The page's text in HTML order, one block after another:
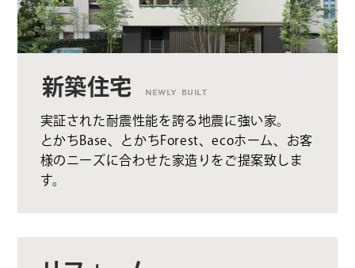
新築住宅 NEWLY BUILT
実証された耐震性能を誇る地震に強い家。
とかちBase、とかちForest、ecoホーム、お客
様のニーズに合わせた家造りをご提案致しま
す。